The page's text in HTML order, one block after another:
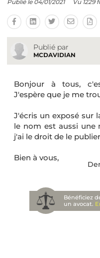
Publié le 04/01/2021 Vu 1229
Publié par
MCDAVIDIAN
Bonjour à tous,
J'espère que je me
J'écris un exposé sur
le nom est aussi une
j'ai le droit de le
Bien à vous,
Bénéficiez
un avocat.